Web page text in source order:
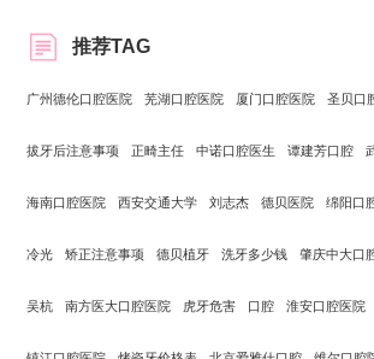
推荐TAG
广州德伦口腔医院 芜湖口腔医院 厦门口腔医院 圣贝口
拔牙后注意事项 正畸主任 中诺口腔医生 谭建芳口腔
海南口腔医院 西安交通大学 刘志杰 德贝医院 绵阳口
冷光 矫正注意事项 德贝植牙 洗牙多少钱 肇庆中大口
吴杭 南方医大口腔医院 虎牙危害 口腔 淮安口腔医院